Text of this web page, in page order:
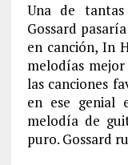
Una de
Gossard
en canción, In
melodías
las canciones
en ese genial
melodía de
puro. Gossard